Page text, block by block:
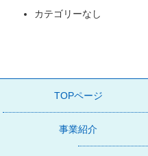
カテゴリーなし
TOPページ
事業紹介